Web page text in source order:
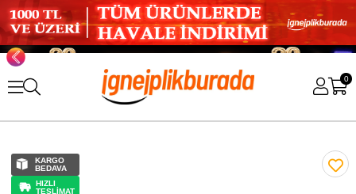
0
KARGO
BEDAVA
HIZLI
TESLİMAT